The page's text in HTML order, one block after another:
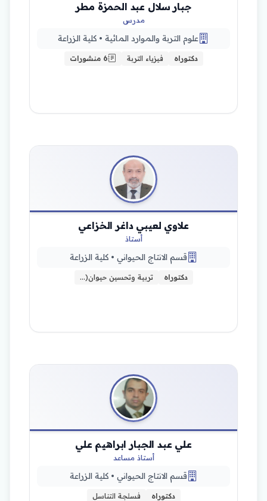
جبار سلال عبد الحمزة مطر
مدرس
علوم التربة والموارد المائية • كلية الزراعة
دكتوراه فيزياء التربة 6 منشورات
علاوي لعيبي داغر الخزاعي
أستاذ
قسم الانتاج الحيواني • كلية الزراعة
دكتوراه تربية وتحسين حيوان(…
علي عبد الجبار ابراهيم علي
أستاذ مساعد
قسم الانتاج الحيواني • كلية الزراعة
دكتوراه فسلجة التناسل